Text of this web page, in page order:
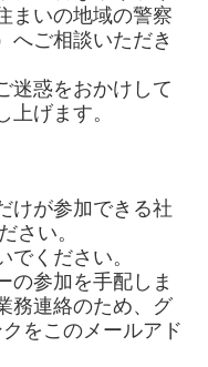
まいの地域の警察
へご相談いただき
迷惑をおかけして
げます。
けが参加できる社
さい。
でください。
の参加を手配しま
務連絡のため、グ
をこのメールアド